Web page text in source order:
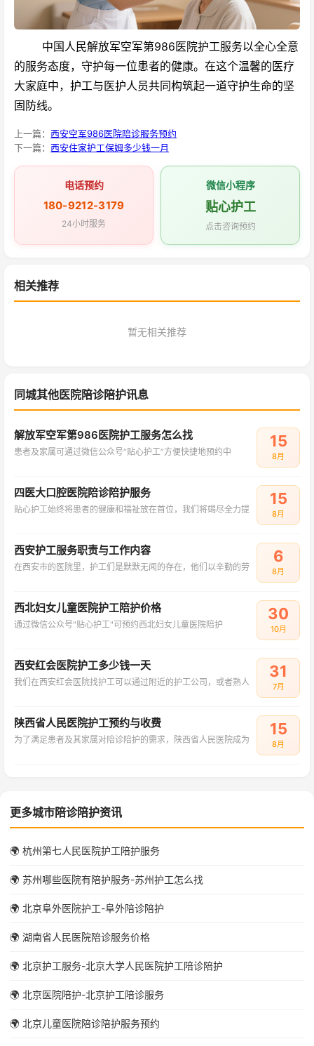
中国人民解放军空军第986医院护工服务以全心全意
的服务态度，守护每一位患者的健康。在这个温馨的医疗
大家庭中，护工与医护人员共同构筑起一道守护生命的坚
固防线。
上一篇： 西安空军986医院陪诊服务预约
下一篇： 西安住家护工保姆多少钱一月
电话预约
180-9212-3179
24小时服务
微信小程序
贴心护工
点击咨询预约
相关推荐
暂无相关推荐
同城其他医院陪诊陪护讯息
解放军空军第986医院护工服务怎么找
患者及家属可通过微信公众号“贴心护工”方便快捷地预约中
15
8月
四医大口腔医院陪诊陪护服务
贴心护工始终将患者的健康和福祉放在首位，我们将竭尽全力提
15
8月
西安护工服务职责与工作内容
在西安市的医院里，护工们是默默无闻的存在，他们以辛勤的劳
6
8月
西北妇女儿童医院护工陪护价格
通过微信公众号"贴心护工"可预约西北妇女儿童医院陪护
30
10月
西安红会医院护工多少钱一天
我们在西安红会医院找护工可以通过附近的护工公司，或者熟人
31
7月
陕西省人民医院护工预约与收费
为了满足患者及其家属对陪诊陪护的需求，陕西省人民医院成为
15
8月
更多城市陪诊陪护资讯
🌍 杭州第七人民医院护工陪护服务
🌍 苏州哪些医院有陪护服务-苏州护工怎么找
🌍 北京阜外医院护工-阜外陪诊陪护
🌍 湖南省人民医院陪诊服务价格
🌍 北京护工服务-北京大学人民医院护工陪诊陪护
🌍 北京医院陪护-北京护工陪诊服务
🌍 北京儿童医院陪诊陪护服务预约